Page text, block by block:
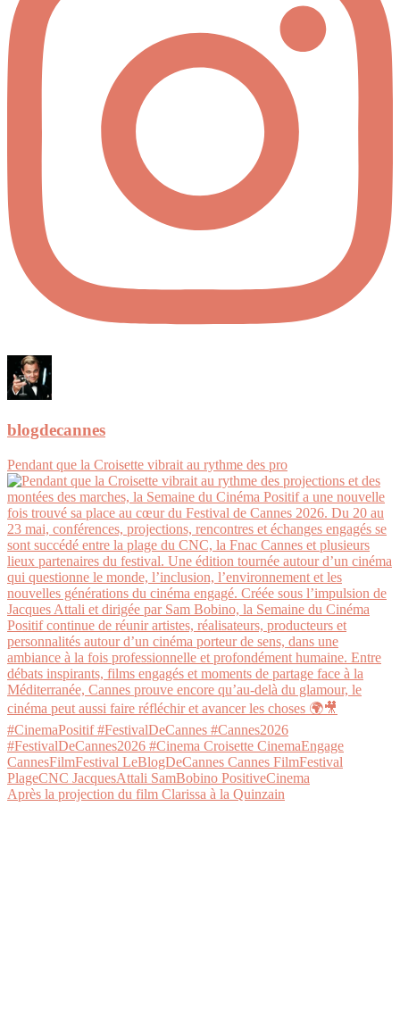
blogdecannes
Pendant que la Croisette vibrait au rythme des pro
Après la projection du film Clarissa à la Quinzain